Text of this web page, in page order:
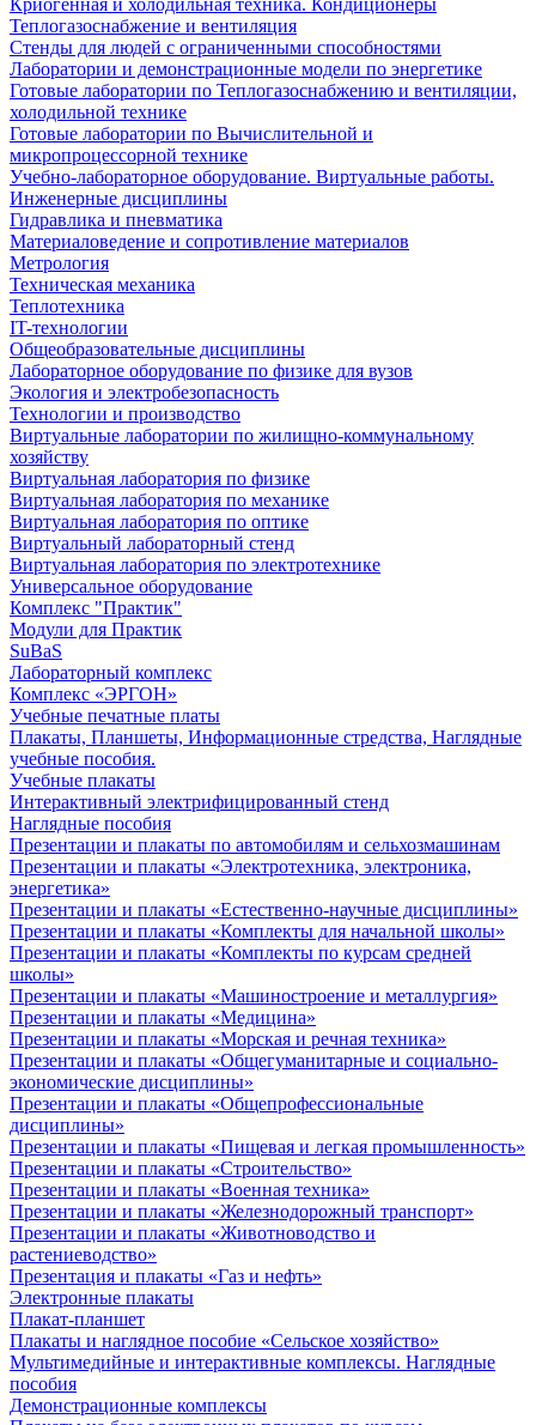
Криогенная и холодильная техника. Кондиционеры
Теплогазоснабжение и вентиляция
Стенды для людей с ограниченными способностями
Лаборатории и демонстрационные модели по энергетике
Готовые лаборатории по Теплогазоснабжению и вентиляции,
холодильной технике
Готовые лаборатории по Вычислительной и
микропроцессорной технике
Учебно-лабораторное оборудование. Виртуальные работы.
Инженерные дисциплины
Гидравлика и пневматика
Материаловедение и сопротивление материалов
Метрология
Техническая механика
Теплотехника
IT-технологии
Общеобразовательные дисциплины
Лабораторное оборудование по физике для вузов
Экология и электробезопасность
Технологии и производство
Виртуальные лаборатории по жилищно-коммунальному
хозяйству
Виртуальная лаборатория по физике
Виртуальная лаборатория по механике
Виртуальная лаборатория по оптике
Виртуальный лабораторный стенд
Виртуальная лаборатория по электротехнике
Универсальное оборудование
Комплекс "Практик"
Модули для Практик
SuBaS
Лабораторный комплекс
Комплекс «ЭРГОН»
Учебные печатные платы
Плакаты, Планшеты, Информационные стредства, Наглядные
учебные пособия.
Учебные плакаты
Интерактивный электрифицированный стенд
Наглядные пособия
Презентации и плакаты по автомобилям и сельхозмашинам
Презентации и плакаты «Электротехника, электроника,
энергетика»
Презентации и плакаты «Естественно-научные дисциплины»
Презентации и плакаты «Комплекты для начальной школы»
Презентации и плакаты «Комплекты по курсам средней
школы»
Презентации и плакаты «Машиностроение и металлургия»
Презентации и плакаты «Медицина»
Презентации и плакаты «Морская и речная техника»
Презентации и плакаты «Общегуманитарные и социально-
экономические дисциплины»
Презентации и плакаты «Общепрофессиональные
дисциплины»
Презентации и плакаты «Пищевая и легкая промышленность»
Презентации и плакаты «Строительство»
Презентации и плакаты «Военная техника»
Презентации и плакаты «Железнодорожный транспорт»
Презентации и плакаты «Животноводство и
растениеводство»
Презентация и плакаты «Газ и нефть»
Электронные плакаты
Плакат-планшет
Плакаты и наглядное пособие «Сельское хозяйство»
Мультимедийные и интерактивные комплексы. Наглядные
пособия
Демонстрационные комплексы